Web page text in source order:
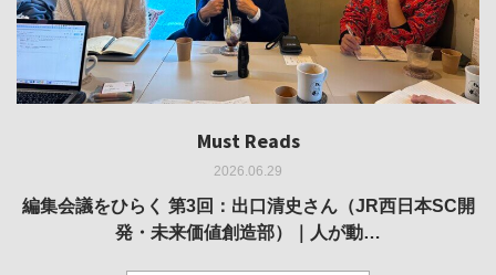
Must Reads
2026.06.29
編集会議をひらく 第3回：出口清史さん（JR西日本SC開
発・未来価値創造部）｜人が動…
Must Reads
2026.05.14
REVIEW｜果たして美術家・梅津庸一は、「大阪のゆかり
作家」となることができたのか…
Must Reads
2026.03.11
REPORT｜博覧会の残像
Must Reads
2026.02.25
REVIEW｜菊池聡太朗 個展「余りの風景」
Must Reads
2025.10.01
REVIEW｜生の存在証明としての線——「ライフライン」
展